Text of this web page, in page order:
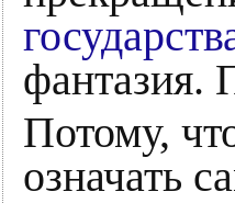
фантазия.
Потому,
означать